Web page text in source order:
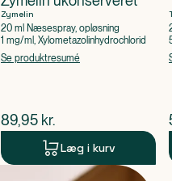
Zymelin
20 ml Næsespray, opløsning
1 mg/ml, Xylometazolinhydrochlorid
Se produktresumé
$nuværende pris
89,95 kr.
Læg i kurv